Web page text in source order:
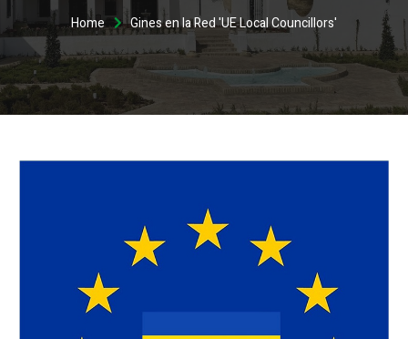
Home Gines en la Red 'UE Local Councillors'